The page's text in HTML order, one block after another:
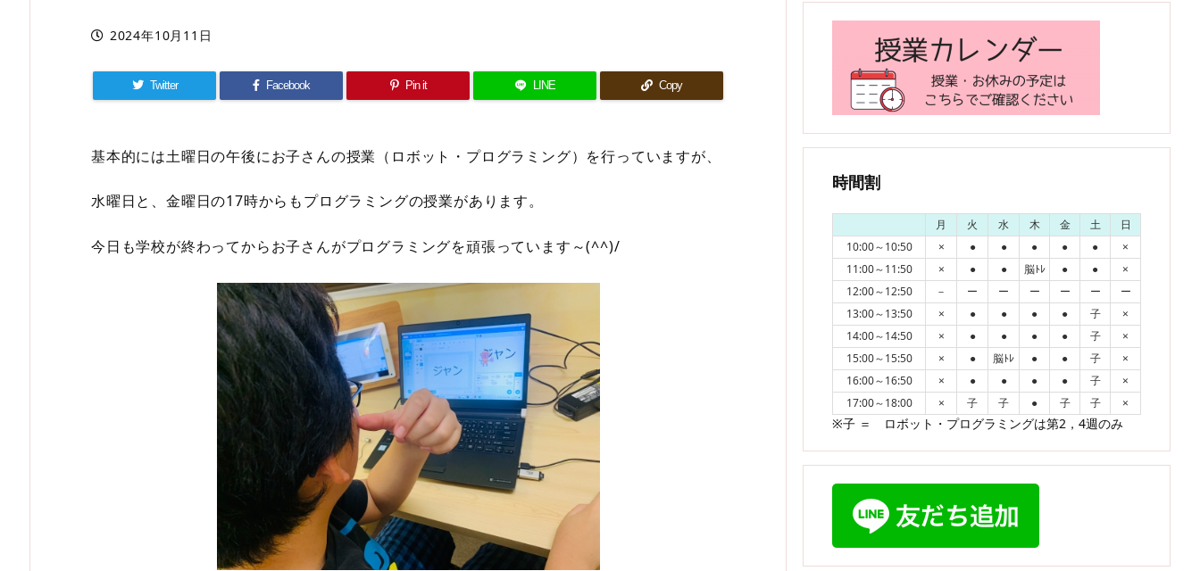
2024年10月11日
Twitter Facebook Pin it LINE Copy
基本的には土曜日の午後にお子さんの授業（ロボット・プログラミング）を行っていますが、
水曜日と、金曜日の17時からもプログラミングの授業があります。
今日も学校が終わってからお子さんがプログラミングを頑張っています～(^^)/
時間割
月 火 水 木 金 土
日
10:00～10:50
× ● ● ● ● ●
×
11:00～11:50
× ● ● 脳ﾄﾚ ● ●
×
12:00～12:50
－ ー ー ー ー ー
ー
13:00～13:50
× ● ● ● ● 子
×
14:00～14:50
× ● ● ● ● 子
×
15:00～15:50
× ● 脳ﾄﾚ ● ● 子
×
16:00～16:50
× ● ● ● ● 子
×
17:00～18:00
× 子 子 ● 子 子 ×
※子 ＝ ロボット・プログラミングは第2，4週のみ